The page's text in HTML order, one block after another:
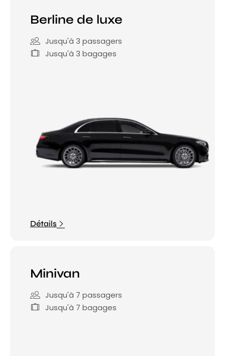
Berline de luxe
Jusqu'à 3 passagers
Jusqu'à 3 bagages
Détails
Minivan
Jusqu'à 7 passagers
Jusqu'à 7 bagages